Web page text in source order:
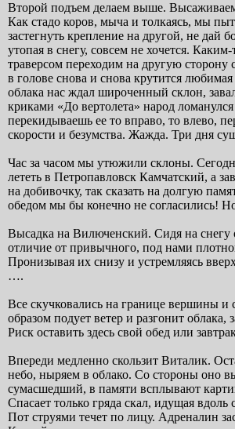
Второй подъем делаем выше.
Как стадо коров, мыча и толкаясь, мы
застегнуть крепление на другой, не дай
утопая в снегу, совсем не хочется.
траверсом переходим на другую
в голове снова и снова крутится
облака нас ждал широченный склон,
криками «До вертолета» народ
перекидываешь ее то вправо, то влево,
скорости и безумства. Жажда. Три дня
Час за часом мы утюжили склоны.
лететь в Петропавловск Камчатский, а
на добивочку, так сказать на долгую
обедом мы бы конечно не согласились!
Высадка на Вилюченский. Сидя на
отличие от привычного, под нами
Пронизывая их снизу и устремляясь
….
Все скучковались на границе вершины и
образом подует ветер и разгонит
Риск оставить здесь свой обед или
Впереди медленно скользит Виталик.
небо, ныряем в облако. Со стороны оно
сумасшедший, в памяти всплывают
Спасает только гряда скал, идущая
Пот струями течет по лицу. Адреналин